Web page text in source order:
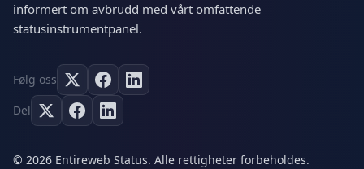
informert om avbrudd med vårt omfattende
statusinstrumentpanel.
Følg oss
Del
© 2026 Entireweb Status. Alle rettigheter forbeholdes.